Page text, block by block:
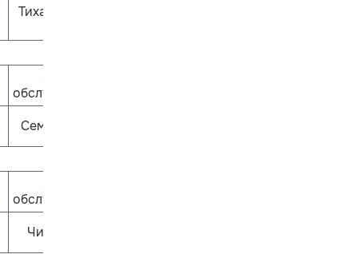
Тихая сказка
Залы
обслуживания
Семицветик
Залы
обслуживания
ЧитариУм